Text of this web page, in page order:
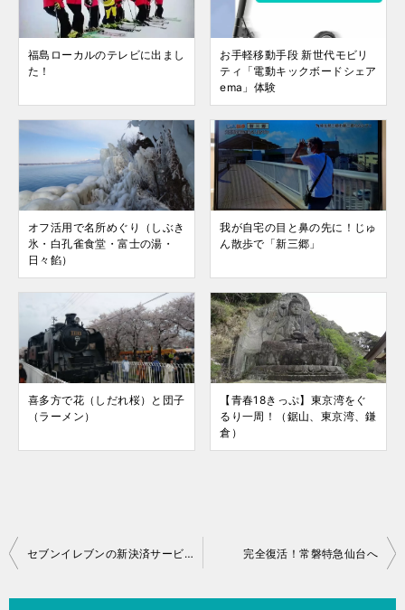
福島ローカルのテレビに出まし
た！
お手軽移動手段 新世代モビリ
ティ「電動キックボードシェア
ema」体験
オフ活用で名所めぐり（しぶき
氷・白孔雀食堂・富士の湯・
日々餡）
我が自宅の目と鼻の先に！じゅ
ん散歩で「新三郷」
喜多方で花（しだれ桜）と団子
（ラーメン）
【青春18きっぷ】東京湾をぐ
るり一周！（鋸山、東京湾、鎌
倉）
投
セブンイレブンの新決済サービス「7pay」の使用感 完全復活！常磐特急仙台へ